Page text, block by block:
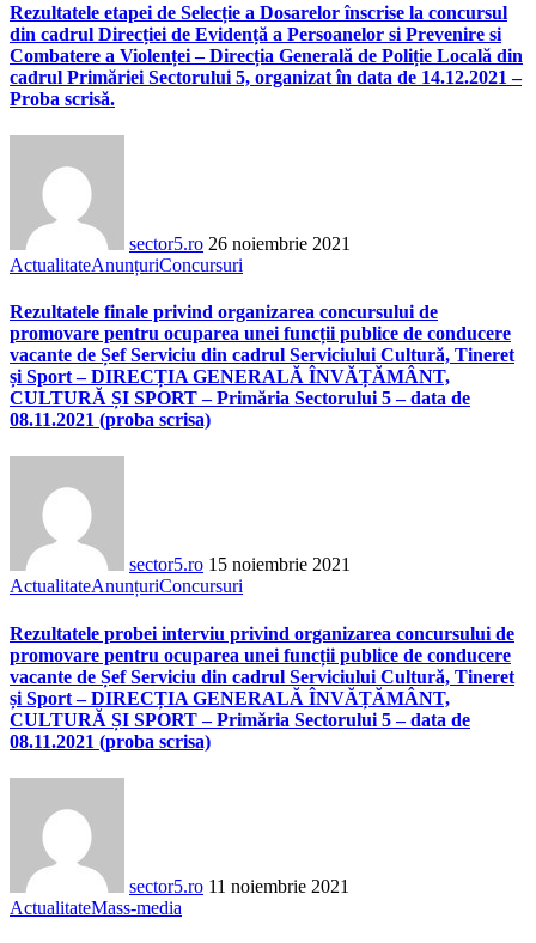
Rezultatele etapei de Selecție a Dosarelor înscrise la concursul
din cadrul Direcției de Evidență a Persoanelor si Prevenire si
Combatere a Violenței – Direcția Generală de Poliție Locală din
cadrul Primăriei Sectorului 5, organizat în data de 14.12.2021 –
Proba scrisă.
sector5.ro 26 noiembrie 2021
ActualitateAnunțuriConcursuri
Rezultatele finale privind organizarea concursului de
promovare pentru ocuparea unei funcții publice de conducere
vacante de Șef Serviciu din cadrul Serviciului Cultură, Tineret
și Sport – DIRECȚIA GENERALĂ ÎNVĂȚĂMÂNT,
CULTURĂ ȘI SPORT – Primăria Sectorului 5 – data de
08.11.2021 (proba scrisa)
sector5.ro 15 noiembrie 2021
ActualitateAnunțuriConcursuri
Rezultatele probei interviu privind organizarea concursului de
promovare pentru ocuparea unei funcții publice de conducere
vacante de Șef Serviciu din cadrul Serviciului Cultură, Tineret
și Sport – DIRECȚIA GENERALĂ ÎNVĂȚĂMÂNT,
CULTURĂ ȘI SPORT – Primăria Sectorului 5 – data de
08.11.2021 (proba scrisa)
sector5.ro 11 noiembrie 2021
ActualitateMass-media